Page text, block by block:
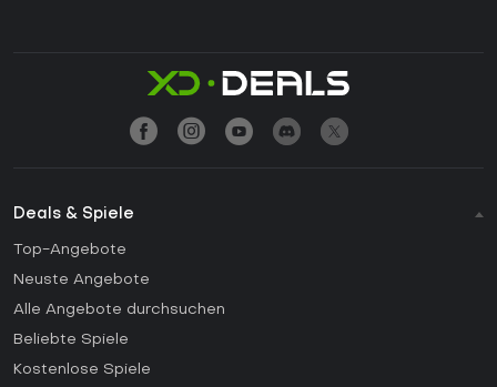
Deals & Spiele
Top-Angebote
Neuste Angebote
Alle Angebote durchsuchen
Beliebte Spiele
Kostenlose Spiele